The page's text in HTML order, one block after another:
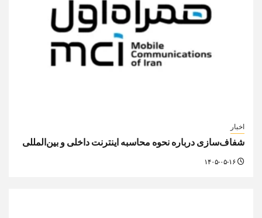
اخبار
شفاف‌سازی درباره نحوه محاسبه اینترنت داخلی و بین‌المللی